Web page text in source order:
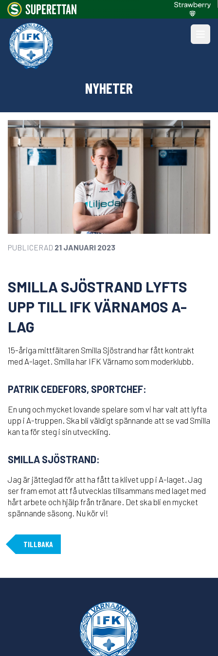
NYHETER
PUBLICERAD 21 JANUARI 2023
SMILLA SJÖSTRAND LYFTS
UPP TILL IFK VÄRNAMOS A-
LAG
15-åriga mittfältaren Smilla Sjöstrand har fått kontrakt
med A-laget. Smilla har IFK Värnamo som moderklubb.
PATRIK CEDEFORS, SPORTCHEF:
En ung och mycket lovande spelare som vi har valt att lyfta
upp i A-truppen. Ska bli väldigt spännande att se vad Smilla
kan ta för steg i sin utveckling.
SMILLA SJÖSTRAND:
Jag är jätteglad för att ha fått ta klivet upp i A-laget. Jag
ser fram emot att få utvecklas tillsammans med laget med
hårt arbete och hjälp från tränare. Det ska bli en mycket
spännande säsong. Nu kör vi!
TILLBAKA